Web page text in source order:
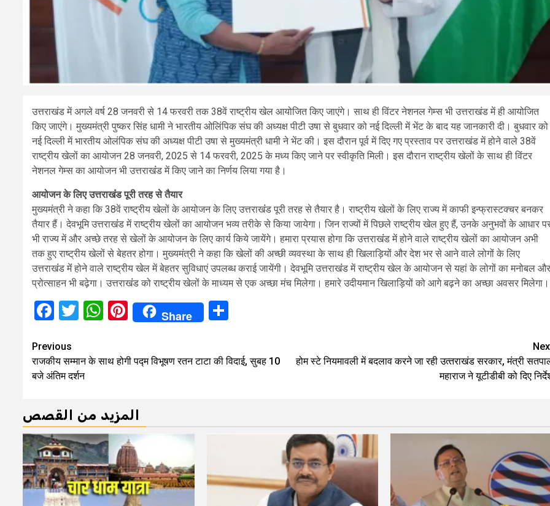
उत्तराखंड में अगले वर्ष 28 जनवरी से 14 फरवरी तक 38वें राष्ट्रीय खेल आयोजित किए जाएंगे। साथ ही विंटर नेशनल गेम्स भी उत्तराखंड में ही आयोजित
किए जाएंगे। मुख्यमंत्री पुष्कर सिंह धामी ने भारतीय ओलिंपिक संघ की अध्यक्ष पीटी उषा से बुधवार को नई दिल्ली में भेंट के बाद यह जानकारी दी। बुधवार को
नई दिल्ली में भारतीय ओलंपिक संघ की अध्यक्ष पीटी उषा से मुख्‍यमंत्री धामी ने भेंट की। इस दौरान पूर्व में दिए गए प्रस्ताव पर उत्तराखंड में होने वाले 38वें
राष्ट्रीय खेलों का आयोजन 28 जनवरी, 2025 से 14 फरवरी, 2025 के मध्य किए जाने पर स्वीकृति मिली। इस दौरान राष्ट्रीय खेलों के साथ ही विंटर
नेशनल गेम्स का आयोजन भी उत्तराखंंड में किए जाने का निर्णय लिया गया है।
आयोजन के लिए उत्तराखंंड पूरी तरह से तैयार
मुख्यमंत्री ने कहा कि 38वें राष्ट्रीय खेलों के आयोजन के लिए उत्तराखंंड पूरी तरह से तैयार है। राष्ट्रीय खेलों के लिए राज्य में काफी इन्फ्रास्टक्चर बनकर
तैयार हैं। देवभूमि उत्तराखंंड में राष्ट्रीय खेलों का आयोजन भव्य तरीके से किया जायेगा। जिन राज्यों में पिछले राष्ट्रीय खेल हुए हैं, उनके अनुभवों के आधार
भी राज्य में और अच्छे तरह से खेलों के आयोजन के लिए कार्य किये जायेंगे। हमारा प्रयास होगा कि उत्तराखंंड में होने वाले राष्ट्रीय खेलों का आयोजन अभी
तक हुए राष्ट्रीय खेलों से बेहतर होगा। मुख्यमंत्री ने कहा कि खेलों की अच्छी व्यवस्था के साथ ही खिलाड़ियों और देश भर से आने वाले लोगों के लिए
उत्तराखंंड मेंं होने वाले राष्ट्रीय खेल में बेहतर सुविधाएं उपलब्ध कराई जायेंगी। देवभूमि उत्तराखंंड में राष्ट्रीय खेल के आयोजन से यहां के लोगों का मनोबल और
प्रोत्साहन भी बढ़ेगा। उत्तराखंंड को राष्ट्रीय खेलों के माध्यम से एक अच्छा मंच मिलेगा। हमारे उदीयमान खिलाड़ियों को आगे बढ़ने का अच्छा अवसर मिलेगा।
Facebook
Twitter
WhatsApp
Pinterest
Share
Continue
Reading
Previous
राजकीय सम्मान के साथ होगी पद्म विभूषण रतन टाटा की विदाई, सुबह 10
बजे अंतिम दर्शन
होम स्‍टे नियमावली में बदलाव करने जा रही उत्‍तराखंड सरकार, मंत्री
महाराज ने यूटीडीबी को दिए
المزيد من القصص